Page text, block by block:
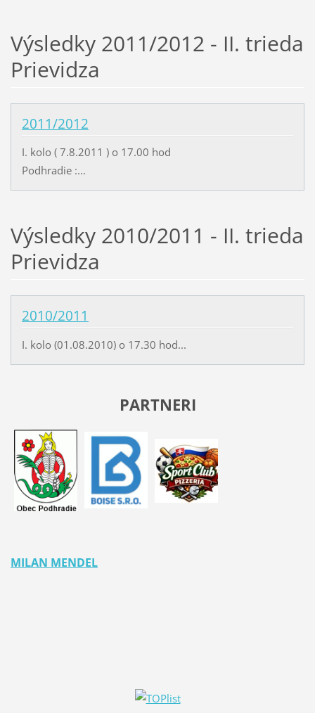
Výsledky 2011/2012 - II. trieda
Prievidza
2011/2012
I. kolo ( 7.8.2011 ) o 17.00 hod
Podhradie :...
Výsledky 2010/2011 - II. trieda
Prievidza
2010/2011
I. kolo (01.08.2010) o 17.30 hod...
PARTNERI
MILAN MENDEL